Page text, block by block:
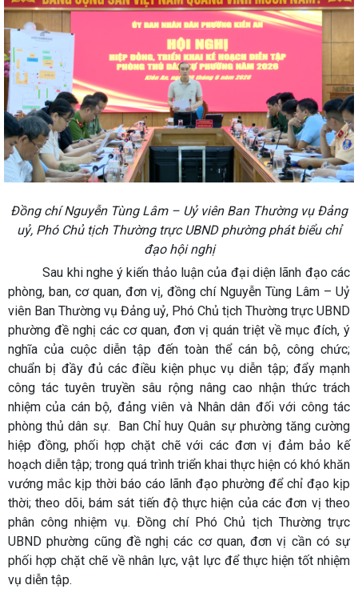
Đồng chí Nguyễn Tùng Lâm – Uỷ viên Ban Thường vụ Đảng
uỷ, Phó Chủ tịch Thường trực UBND phường phát biểu chỉ
đạo hội nghị
Sau khi nghe ý kiến thảo luận của đại diện lãnh đạo các
phòng, ban, cơ quan, đơn vị, đồng chí Nguyễn Tùng Lâm – Uỷ
viên Ban Thường vụ Đảng uỷ, Phó Chủ tịch Thường trực UBND
phường đề nghị các cơ quan, đơn vị quán triệt về mục đích, ý
nghĩa của cuộc diễn tập đến toàn thể cán bộ, công chức;
chuẩn bị đầy đủ các điều kiện phục vụ diễn tập; đẩy mạnh
công tác tuyên truyền sâu rộng nâng cao nhận thức trách
nhiệm của cán bộ, đảng viên và Nhân dân đối với công tác
phòng thủ dân sự. Ban Chỉ huy Quân sự phường tăng cường
hiệp đồng, phối hợp chặt chẽ với các đơn vị đảm bảo kế
hoạch diễn tập; trong quá trình triển khai thực hiện có khó khăn
vướng mắc kịp thời báo cáo lãnh đạo phường để chỉ đạo kịp
thời; theo dõi, bám sát tiến độ thực hiện của các đơn vị theo
phân công nhiệm vụ. Đồng chí Phó Chủ tịch Thường trực
UBND phường cũng đề nghị các cơ quan, đơn vị cần có sự
phối hợp chặt chẽ về nhân lực, vật lực để thực hiện tốt nhiệm
vụ diễn tập.